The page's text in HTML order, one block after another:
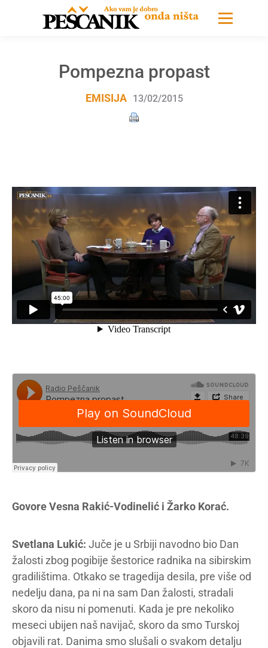
Pompezna propast
EMISIJA 13/02/2015
Govore Vesna Rakić-Vodinelić i Žarko Korać.
Svetlana Lukić: Juče je u Srbiji navodno bio Dan
žalosti zbog pogibije šestorice radnika na sibirskim
gradilištima. Otkako se tragedija desila, pre više od
nedelju dana, pa ni na sam Dan žalosti, stradali
skoro da nisu ni pomenuti. Kada je pre nekoliko
meseci ubijen naš navijač, skoro da smo Turskoj
objavili rat. Danima smo slušali o svakom detalju